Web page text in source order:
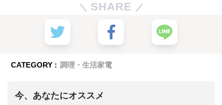
SHARE
CATEGORY : 調理・生活家電
今、あなたにオススメ